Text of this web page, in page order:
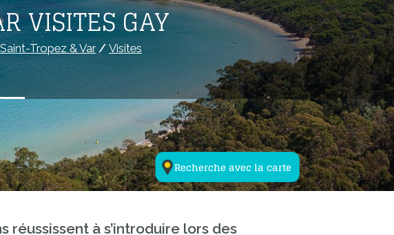
Recherche avec la carte
VISITES GAY
Saint-Tropez & Var/ Visites
réussissent à s’introduire lors des